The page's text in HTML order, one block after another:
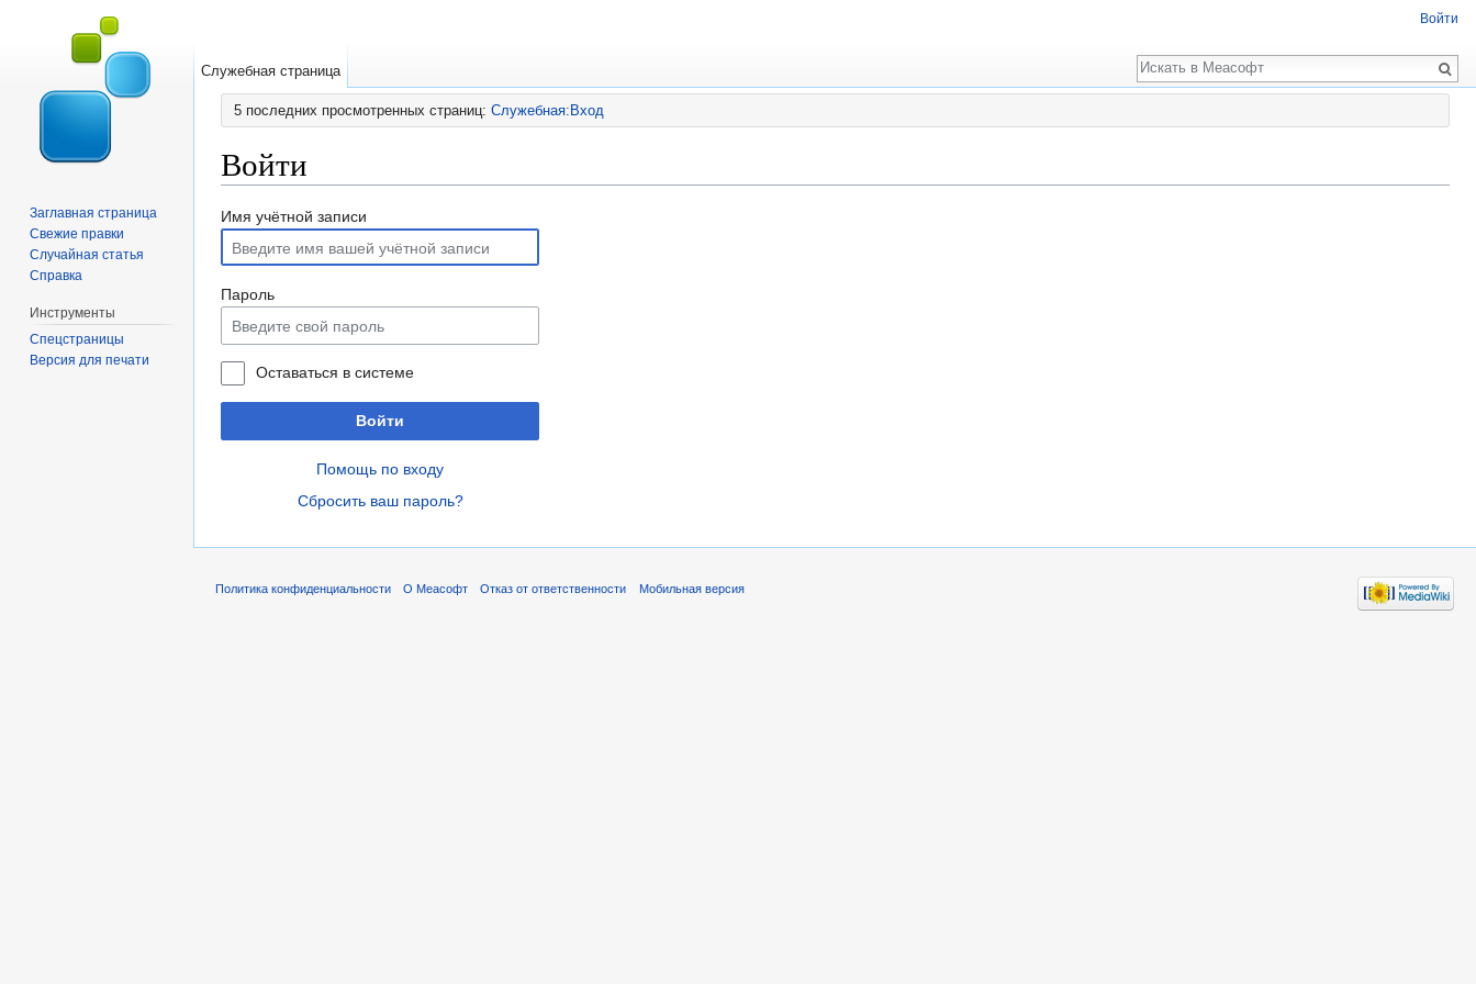
5 последних просмотренных страниц:Служебная:Вход
Войти
Имя учётной записи
Пароль
Оставаться в системе
Войти
Помощь по входу
Сбросить ваш пароль?
Войти
Служебная страница
Поиск
Заглавная страница
Свежие правки
Случайная статья
Справка
Инструменты
Спецстраницы
Версия для печати
Политика конфиденциальности О Меасофт Отказ от ответственности Мобильная версия